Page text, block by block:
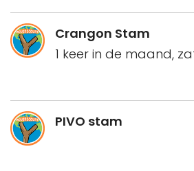
Crangon Stam
1 keer in de maand,
PIVO stam